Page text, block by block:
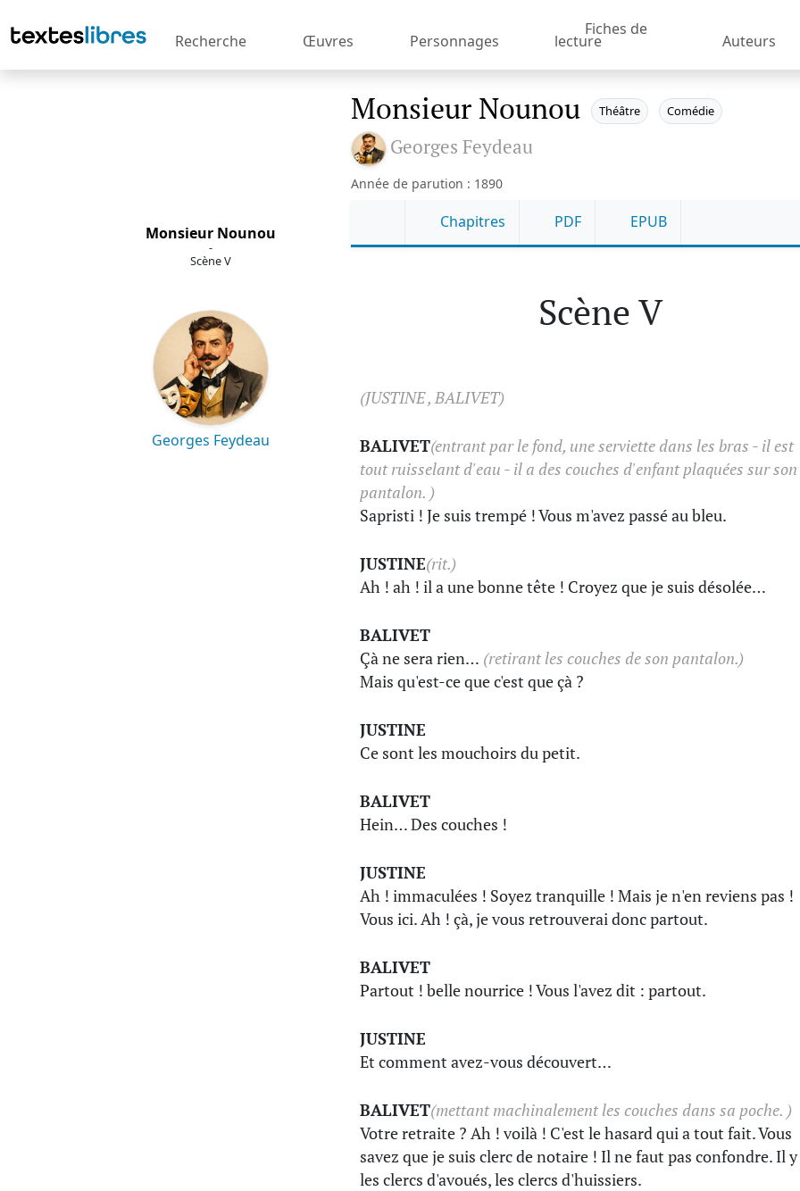
Recherche Œuvres Personnages
Fiches de
lecture Auteurs
Monsieur Nounou
-
Scène V
Georges Feydeau
Monsieur Nounou Théâtre Comédie
Georges Feydeau
Année de parution : 1890
Chapitres PDF EPUB
Scène V
(JUSTINE , BALIVET)
BALIVET(entrant par le fond, une serviette dans les bras - il est
tout ruisselant d'eau - il a des couches d'enfant plaquées sur son
pantalon. )
Sapristi ! Je suis trempé ! Vous m'avez passé au bleu.
JUSTINE(rit.)
Ah ! ah ! il a une bonne tête ! Croyez que je suis désolée…
BALIVET
Çà ne sera rien… (retirant les couches de son pantalon.)
Mais qu'est-ce que c'est que çà ?
JUSTINE
Ce sont les mouchoirs du petit.
BALIVET
Hein… Des couches !
JUSTINE
Ah ! immaculées ! Soyez tranquille ! Mais je n'en reviens pas !
Vous ici. Ah ! çà, je vous retrouverai donc partout.
BALIVET
Partout ! belle nourrice ! Vous l'avez dit : partout.
JUSTINE
Et comment avez-vous découvert…
BALIVET(mettant machinalement les couches dans sa poche. )
Votre retraite ? Ah ! voilà ! C'est le hasard qui a tout fait. Vous
savez que je suis clerc de notaire ! Il ne faut pas confondre. Il y
les clercs d'avoués, les clercs d'huissiers.